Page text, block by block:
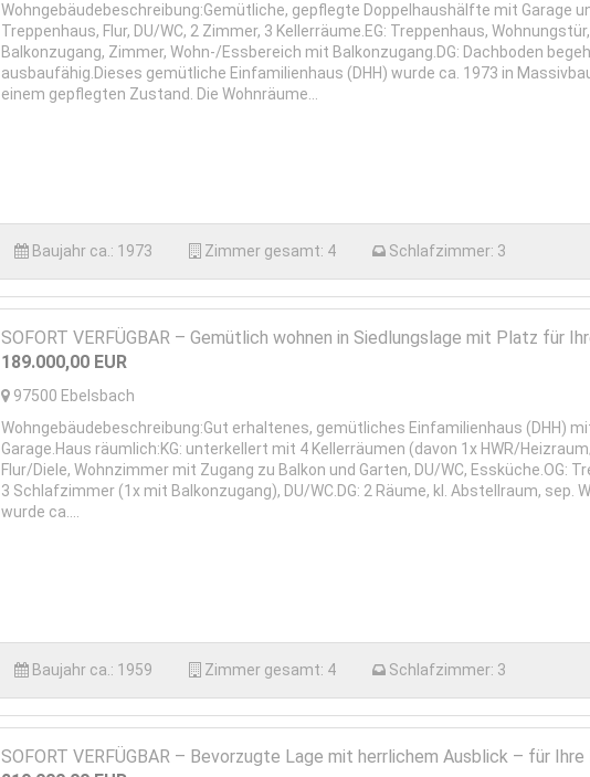
Wohngebäudebeschreibung:Gemütliche, gepflegte Doppelhaushälfte mit Garage
Treppenhaus, Flur, DU/WC, 2 Zimmer, 3 Kellerräume.EG: Treppenhaus,
Balkonzugang, Zimmer, Wohn-/Essbereich mit Balkonzugang.DG: Dachboden
ausbaufähig.Dieses gemütliche Einfamilienhaus (DHH) wurde ca. 1973 in
einem gepflegten Zustand. Die Wohnräume...
Baujahr ca.: 1973 Zimmer gesamt: 4 Schlafzimmer: 3
SOFORT VERFÜGBAR – Gemütlich wohnen in Siedlungslage mit Platz für
189.000,00 EUR
97500 Ebelsbach
Wohngebäudebeschreibung:Gut erhaltenes, gemütliches Einfamilienhaus (DHH)
Garage.Haus räumlich:KG: unterkellert mit 4 Kellerräumen (davon 1x HWR/
Flur/Diele, Wohnzimmer mit Zugang zu Balkon und Garten, DU/WC, Essküche.OG:
3 Schlafzimmer (1x mit Balkonzugang), DU/WC.DG: 2 Räume, kl. Abstellraum, sep.
wurde ca....
Baujahr ca.: 1959 Zimmer gesamt: 4 Schlafzimmer: 3
SOFORT VERFÜGBAR – Bevorzugte Lage mit herrlichem Ausblick – für Ihre